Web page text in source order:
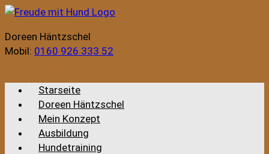
Doreen Häntzschel
Mobil: 0160 926 333 52
Starseite
Doreen Häntzschel
Mein Konzept
Ausbildung
Hundetraining